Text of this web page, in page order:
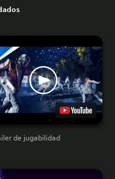
de jugabilidad